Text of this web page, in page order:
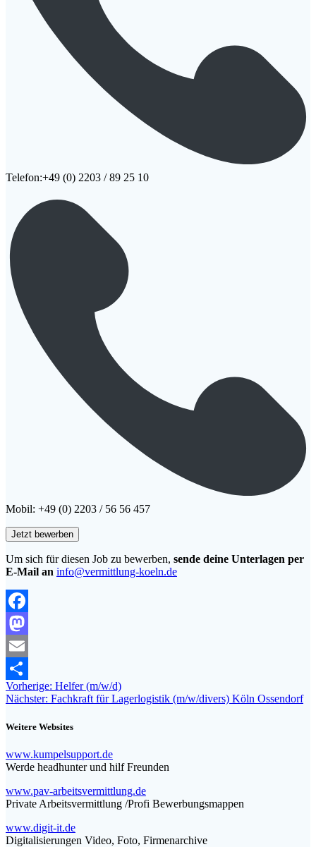
Telefon:+49 (0) 2203 / 89 25 10
Mobil: +49 (0) 2203 / 56 56 457
Um sich für diesen Job zu bewerben, sende deine Unterlagen per
E-Mail an info@vermittlung-koeln.de
Facebook
Mastodon
Email
Teilen
Beitragsnavigation
Vorherige: Vorheriger
Beitrag:
Helfer (m/w/d)
Nächster: Nächster
Fachkraft für Lagerlogistik (m/w/divers) Köln Ossendorf
Weitere Websites
www.kumpelsupport.de
Werde headhunter und hilf Freunden
www.pav-arbeitsvermittlung.de
Private Arbeitsvermittlung /Profi Bewerbungsmappen
www.digit-it.de
Digitalisierungen Video, Foto, Firmenarchive